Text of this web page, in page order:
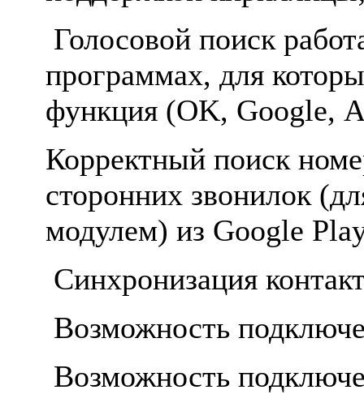
Голосовой поиск
программах, для
функция (OK, Google,
Корректный поиск
сторонних звонилок
модулем) из Google
Синхронизация
Возможность
Возможность